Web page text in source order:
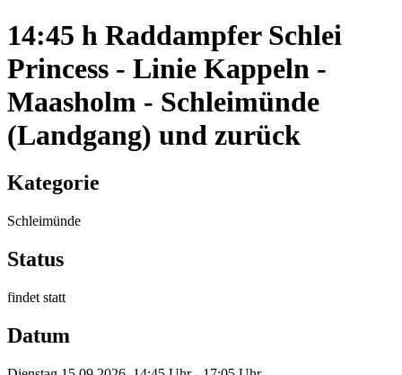
14:45 h Raddampfer Schlei
Princess - Linie Kappeln -
Maasholm - Schleimünde
(Landgang) und zurück
Kategorie
Schleimünde
Status
findet statt
Datum